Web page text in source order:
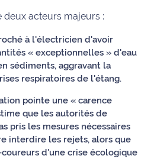
deux acteurs majeurs :
à l'électricien d'avoir
« exceptionnelles » d'eau
sédiments, aggravant la
respiratoires de l'étang.
pointe une « carence
que les autorités de
pris les mesures nécessaires
interdire les rejets, alors que
coureurs d'une crise écologique